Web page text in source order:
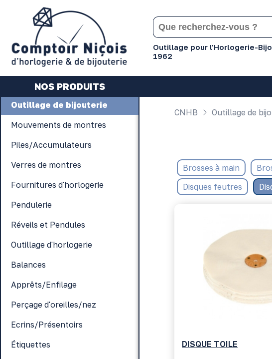
Outillage pour l'Horlogerie-
1962
NOS PRODUITS
Outillage de bijouterie
Mouvements de montres
Piles/Accumulateurs
Verres de montres
Fournitures d'horlogerie
Pendulerie
Réveils et Pendules
Outillage d'horlogerie
Balances
Apprêts/Enfilage
Perçage d'oreilles/nez
Ecrins/Présentoirs
Étiquettes
CNHB Outillage de
Brosses à main
Disques feutres
DISQUE TOILE
Gérer les préférences en matière de cookies